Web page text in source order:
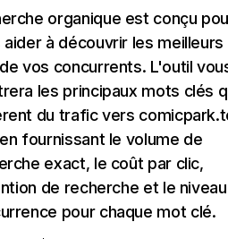
organique est conçu
aider à découvrir les
vos concurrents. L'outil
les principaux mots clés
du trafic vers
fournissant le volume de
exact, le coût par clic,
de recherche et le
pour chaque mot clé.